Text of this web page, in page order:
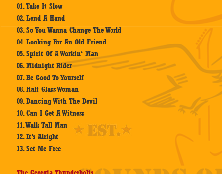
01. Take It Slow
02. Lend A Hand
03. So You Wanna Change The World
04. Looking For An Old Friend
05. Spirit Of A Workin‘ Man
06. Midnight Rider
07. Be Good To Yourself
08. Half Glass Woman
09. Dancing With The Devil
10. Can I Get A Witness
11. Walk Tall Man
12. It’s Alright
13. Set Me Free